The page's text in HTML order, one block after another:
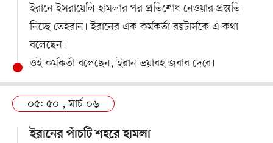
ইরানে ইসরায়েলি হামলার পর প্রতিশোধ নেওয়ার প্রস্তুতি
নিচ্ছে তেহরান। ইরানের এক কর্মকর্তা রয়টার্সকে এ কথা
বলেছেন।
ওই কর্মকর্তা বলেছেন, ইরান ভয়াবহ জবাব দেবে।
০৫: ৫০ , মার্চ ০৬
ইরানের পাঁচটি শহরে হামলা